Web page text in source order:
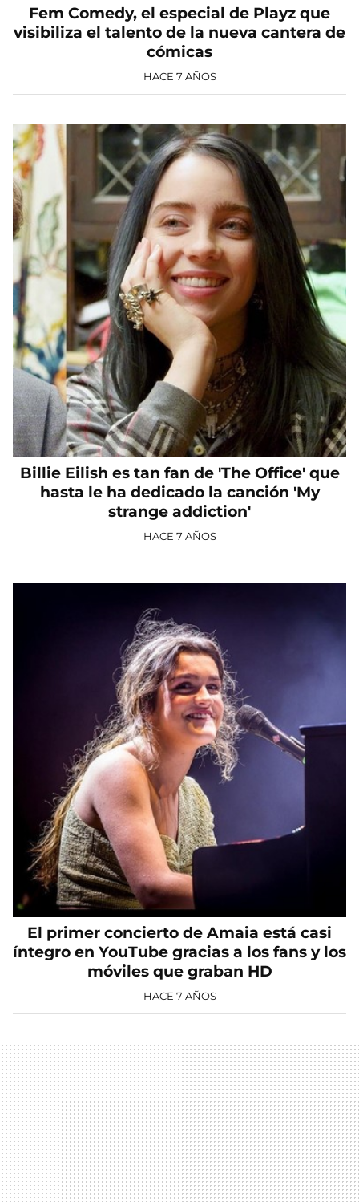
Fem Comedy, el especial de Playz que
visibiliza el talento de la nueva cantera de
cómicas
HACE 7 AÑOS
Billie Eilish es tan fan de 'The Office' que
hasta le ha dedicado la canción 'My
strange addiction'
HACE 7 AÑOS
El primer concierto de Amaia está casi
íntegro en YouTube gracias a los fans y los
móviles que graban HD
HACE 7 AÑOS